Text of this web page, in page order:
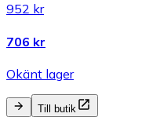
952 kr
706 kr
Okänt lager
Till butik